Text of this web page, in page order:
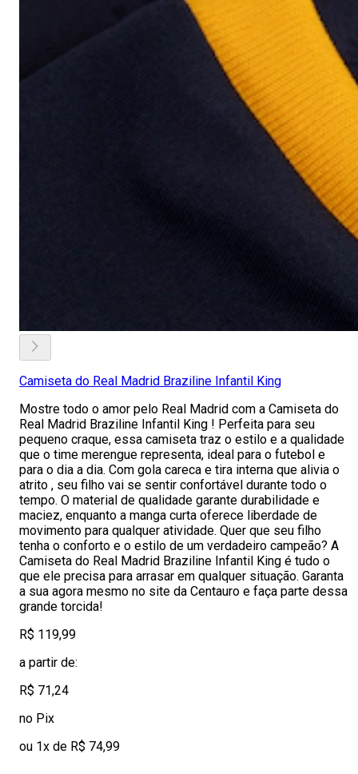
Camiseta do Real Madrid Braziline Infantil King
Mostre todo o amor pelo Real Madrid com a Camiseta do
Real Madrid Braziline Infantil King ! Perfeita para seu
pequeno craque, essa camiseta traz o estilo e a qualidade
que o time merengue representa, ideal para o futebol e
para o dia a dia. Com gola careca e tira interna que alivia o
atrito , seu filho vai se sentir confortável durante todo o
tempo. O material de qualidade garante durabilidade e
maciez, enquanto a manga curta oferece liberdade de
movimento para qualquer atividade. Quer que seu filho
tenha o conforto e o estilo de um verdadeiro campeão? A
Camiseta do Real Madrid Braziline Infantil King é tudo o
que ele precisa para arrasar em qualquer situação. Garanta
a sua agora mesmo no site da Centauro e faça parte dessa
grande torcida!
R$ 119,99
a partir de:
R$ 71,24
no Pix
ou 1x de R$ 74,99